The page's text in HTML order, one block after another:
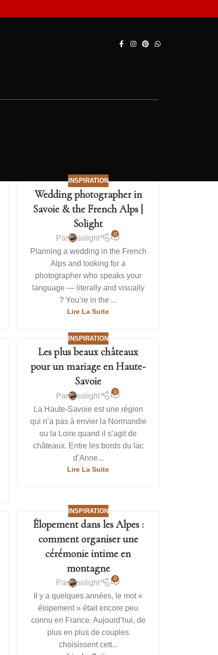
INSPIRATION
Wedding photographer in
Savoie & the French Alps |
Solight
Par solight
0
Planning a wedding in the French
Alps and looking for a
photographer who speaks your
language — literally and visually
? You’re in the ...
Lire La Suite
INSPIRATION
Les plus beaux châteaux
pour un mariage en Haute-
Savoie
Par solight
0
La Haute-Savoie est une région
qui n’a pas à envier la Normandie
ou la Loire quand il s’agit de
châteaux. Entre les bords du lac
d’Anne...
Lire La Suite
INSPIRATION
Élopement dans les Alpes :
comment organiser une
cérémonie intime en
montagne
Par solight
0
Il y a quelques années, le mot «
élopement » était encore peu
connu en France. Aujourd’hui, de
plus en plus de couples
choisissent cett...